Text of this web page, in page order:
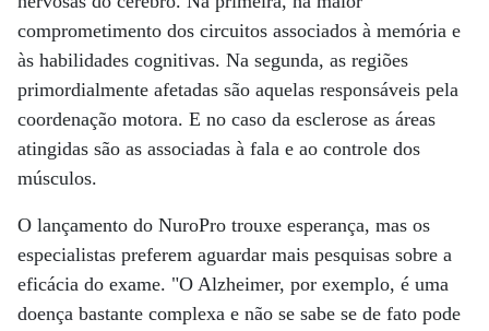
comprometimento dos circuitos associados à memória e
às habilidades cognitivas. Na segunda, as regiões
primordialmente afetadas são aquelas responsáveis pela
coordenação motora. E no caso da esclerose as áreas
atingidas são as associadas à fala e ao controle dos
músculos.
O lançamento do NuroPro trouxe esperança, mas os
especialistas preferem aguardar mais pesquisas sobre a
eficácia do exame. "O Alzheimer, por exemplo, é uma
doença bastante complexa e não se sabe se de fato pode